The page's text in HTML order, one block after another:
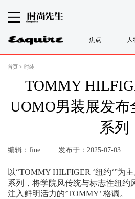
焦点 人
首页 > 时装
TOMMY
UOMO男装展发布
系列
编辑：fine 发布于：2025-07-03
以“TOMMY HILFIGER ‘纽约‘”为
系列，将学院风传统与标志性纽约
注入鲜明活力的’TOMMY’ 格调。